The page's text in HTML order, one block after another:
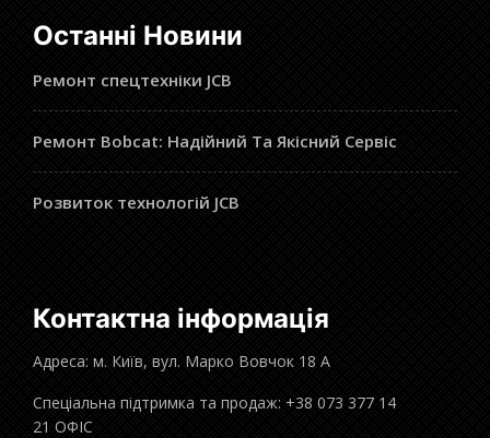
Останні Новини
Ремонт спецтехніки JCB
Ремонт Bobcat: Надійний Та Якісний Сервіс
Розвиток технологій JCB
Контактна інформація
Адреса: м. Київ, вул. Марко Вовчок 18 А
Спеціальна підтримка та продаж: +38 073 377 14
21 ОФІС